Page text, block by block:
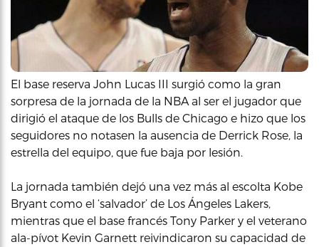
El base reserva John Lucas III surgió como la gran
sorpresa de la jornada de la NBA al ser el jugador que
dirigió el ataque de los Bulls de Chicago e hizo que los
seguidores no notasen la ausencia de Derrick Rose, la
estrella del equipo, que fue baja por lesión.
La jornada también dejó una vez más al escolta Kobe
Bryant como el ‘salvador’ de Los Ángeles Lakers,
mientras que el base francés Tony Parker y el veterano
ala-pívot Kevin Garnett reivindicaron su capacidad de